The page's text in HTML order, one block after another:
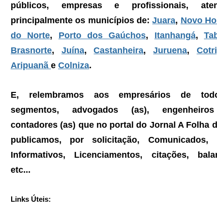
públicos, empresas e profissionais,
principalmente os municípios de: Juara, Novo
do Norte, Porto dos Gaúchos, Itanhangá,
Brasnorte, Juína, Castanheira, Juruena,
Aripuanã e Colniza.
E, relembramos aos empresários de
segmentos, advogados (as),
contadores (as) que no portal do Jornal A Folha
publicamos, por solicitação, Comunicados,
Informativos, Licenciamentos, citações,
etc...
Links Úteis: